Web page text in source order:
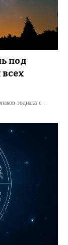
под
зодиака с…